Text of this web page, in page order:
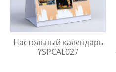
Настольный календарь
YSPCAL027